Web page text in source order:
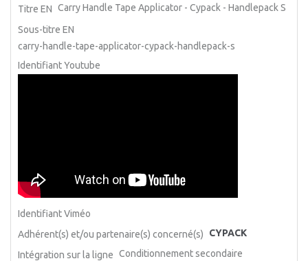
Titre EN Carry Handle Tape Applicator - Cypack - Handlepack S
Sous-titre EN
carry-handle-tape-applicator-cypack-handlepack-s
Identifiant Youtube
Identifiant Viméo
Adhérent(s) et/ou partenaire(s) concerné(s)
CYPACK
Intégration sur la ligne Conditionnement secondaire